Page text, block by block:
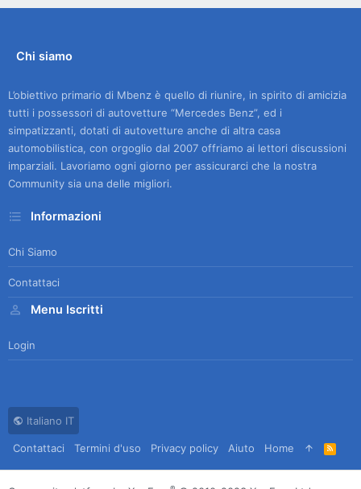
Chi siamo
L’obiettivo primario di Mbenz è quello di riunire, in spirito di amicizia
tutti i possessori di autovetture “Mercedes Benz”, ed i
simpatizzanti, dotati di autovetture anche di altra casa
automobilistica, con orgoglio dal 2007 offriamo ai lettori discussioni
imparziali. Lavoriamo ogni giorno per assicurarci che la nostra
Community sia una delle migliori.
Informazioni
Chi Siamo
Contattaci
Menu Iscritti
Login
Italiano IT
Contattaci Termini d'uso Privacy policy Aiuto Home
R
S
S